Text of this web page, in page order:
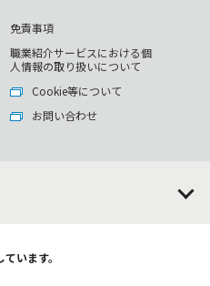
免責事項
職業紹介サービスにおける個
人情報の取り扱いについて
Cookie等について
お問い合わせ
います。